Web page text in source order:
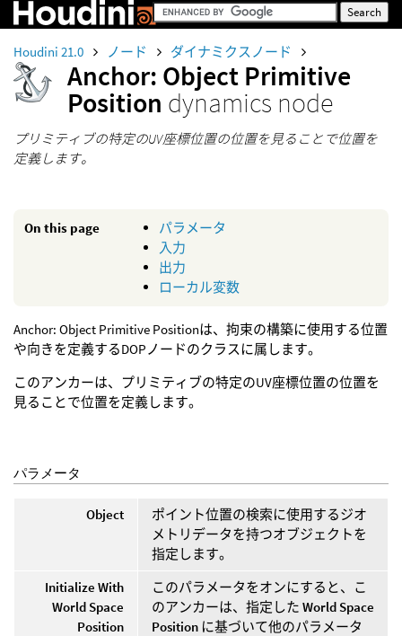
Houdini 21.0 ノード ダイナミクスノード
Anchor: Object Primitive
Position dynamics node
プリミティブの特定のUV座標位置の位置を見ることで位置を
定義します。
On this page
パラメータ
入力
出力
ローカル変数
Anchor: Object Primitive Positionは、拘束の構築に使用する位置
や向きを定義するDOPノードのクラスに属します。
このアンカーは、プリミティブの特定のUV座標位置の位置を
見ることで位置を定義します。
パラメータ
Object
ポイント位置の検索に使用するジオ
メトリデータを持つオブジェクトを
指定します。
Initialize With
World Space
Position
このパラメータをオンにすると、こ
のアンカーは、指定した World Space
Position に基づいて他のパラメータ